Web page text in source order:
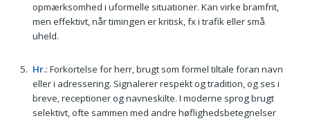
opmærksomhed i uformelle situationer. Kan virke bramfrit,
men effektivt, når timingen er kritisk, fx i trafik eller små
uheld.
Hr.: Forkortelse for herr, brugt som formel tiltale foran navn
eller i adressering. Signalerer respekt og tradition, og ses i
breve, receptioner og navneskilte. I moderne sprog brugt
selektivt, ofte sammen med andre høflighedsbetegnelser